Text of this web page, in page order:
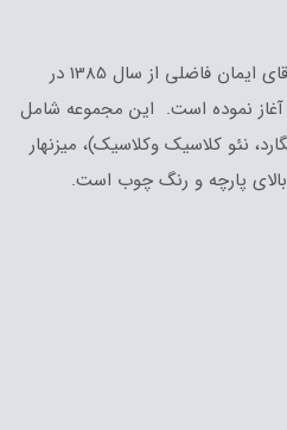
مبلمان هِرنو به مدیریت جناب آقای ایمان فاضلی از سال 1385 در
آغاز نموده است. این مجموعه شامل
نئو کلاسیک وکلاسیک)، میزنهار
پارچه و رنگ چوب است.